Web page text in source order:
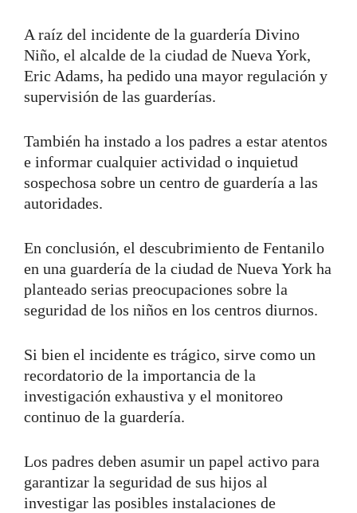
A raíz del incidente de la guardería Divino
Niño, el alcalde de la ciudad de Nueva York,
Eric Adams, ha pedido una mayor regulación y
supervisión de las guarderías.
También ha instado a los padres a estar atentos
e informar cualquier actividad o inquietud
sospechosa sobre un centro de guardería a las
autoridades.
En conclusión, el descubrimiento de Fentanilo
en una guardería de la ciudad de Nueva York ha
planteado serias preocupaciones sobre la
seguridad de los niños en los centros diurnos.
Si bien el incidente es trágico, sirve como un
recordatorio de la importancia de la
investigación exhaustiva y el monitoreo
continuo de la guardería.
Los padres deben asumir un papel activo para
garantizar la seguridad de sus hijos al
investigar las posibles instalaciones de